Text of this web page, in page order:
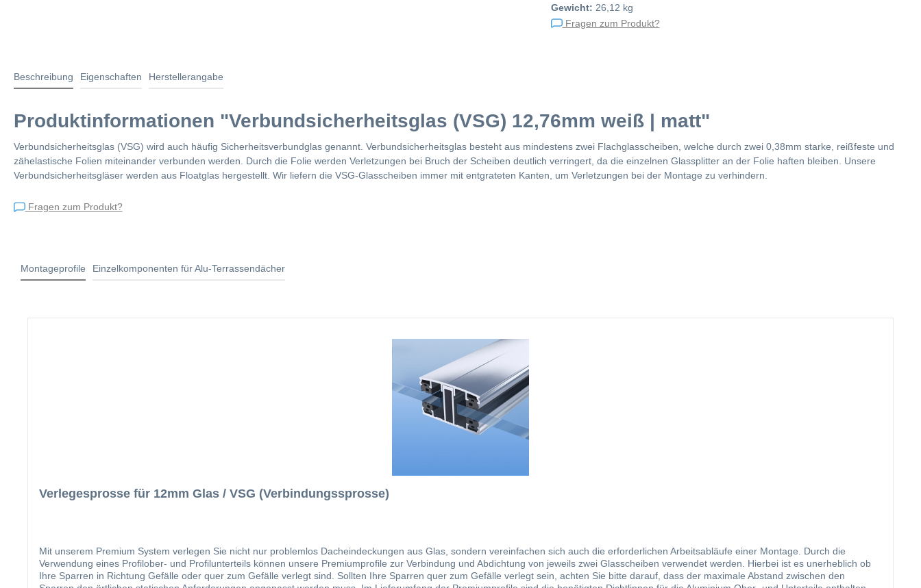
Gewicht: 26,12 kg
Fragen zum Produkt?
Beschreibung Eigenschaften Herstellerangabe
Produktinformationen "Verbundsicherheitsglas (VSG) 12,76mm weiß | matt"
Verbundsicherheitsglas (VSG) wird auch häufig Sicherheitsverbundglas genannt. Verbundsicherheitsglas besteht aus mindestens zwei Flachglasscheiben, welche durch zwei 0,38mm starke, reißfeste und
zähelastische Folien miteinander verbunden werden. Durch die Folie werden Verletzungen bei Bruch der Scheiben deutlich verringert, da die einzelnen Glassplitter an der Folie haften bleiben. Unsere
Verbundsicherheitsgläser werden aus Floatglas hergestellt. Wir liefern die VSG-Glasscheiben immer mit entgrateten Kanten, um Verletzungen bei der Montage zu verhindern.
Fragen zum Produkt?
Montageprofile Einzelkomponenten für Alu-Terrassendächer
Verlegesprosse für 12mm Glas / VSG (Verbindungssprosse)
Mit unserem Premium System verlegen Sie nicht nur problemlos Dacheindeckungen aus Glas, sondern vereinfachen sich auch die erforderlichen Arbeitsabläufe einer Montage. Durch die
Verwendung eines Profilober- und Profilunterteils können unsere Premiumprofile zur Verbindung und Abdichtung von jeweils zwei Glasscheiben verwendet werden. Hierbei ist es unerheblich ob
Ihre Sparren in Richtung Gefälle oder quer zum Gefälle verlegt sind. Sollten Ihre Sparren quer zum Gefälle verlegt sein, achten Sie bitte darauf, dass der maximale Abstand zwischen den